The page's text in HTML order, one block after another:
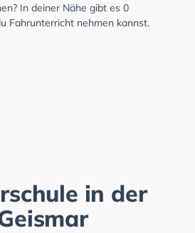
In deiner Nähe gibt es 0
Fahrunterricht nehmen kannst.
in der